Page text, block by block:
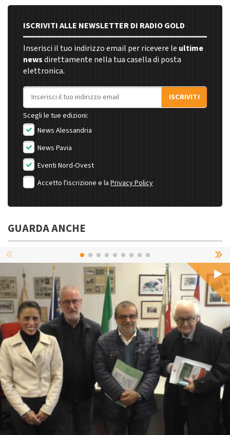
ISCRIVITI ALLE NEWSLETTER DI RADIO GOLD
Inserisci il tuo indirizzo email per ricevere le ultime
newsdirettamente nella tua casella di posta
elettronica.
Indirizzo email
ISCRIVITI
Scegli le tue edizioni:
News Alessandria
News Pavia
Eventi Nord-Ovest
Accetto l'iscrizione e la Privacy Policy
GUARDA ANCHE